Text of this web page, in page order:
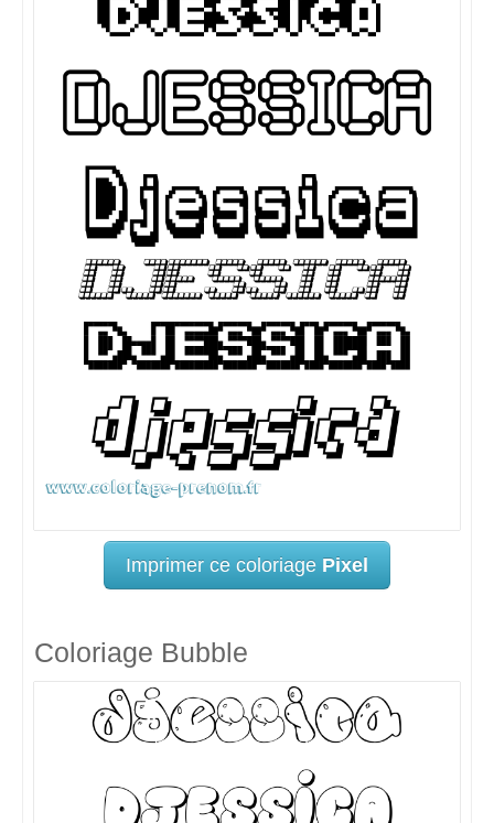
Imprimer ce coloriage Pixel
Coloriage Bubble